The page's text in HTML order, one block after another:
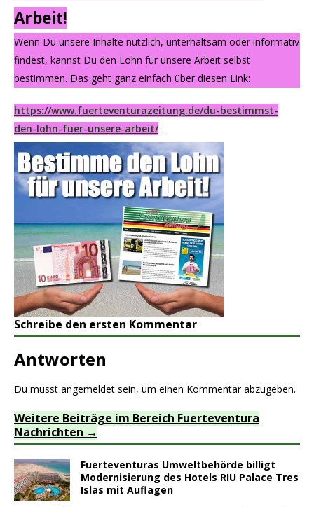
Arbeit!
Wenn Du unsere Inhalte nützlich, unterhaltsam oder informativ
findest, kannst Du den Lohn für unsere Arbeit selbst
bestimmen. Das geht ganz einfach über diesen Link:
https://www.fuerteventurazeitung.de/du-bestimmst-
den-lohn-fuer-unsere-arbeit/
Schreibe den ersten Kommentar
Antworten
Du musst angemeldet sein, um einen Kommentar abzugeben.
Weitere Beiträge im Bereich Fuerteventura
Nachrichten
Fuerteventuras Umweltbehörde billigt
Modernisierung des Hotels RIU Palace Tres
Islas mit Auflagen